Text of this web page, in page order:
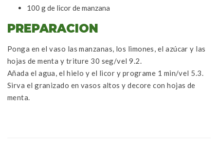
100 g de licor de manzana
PREPARACION
Ponga en el vaso las manzanas, los limones, el azúcar y las
hojas de menta y triture 30 seg/vel 9.2.
Añada el agua, el hielo y el licor y programe 1 min/vel 5.3.
Sirva el granizado en vasos altos y decore con hojas de
menta.